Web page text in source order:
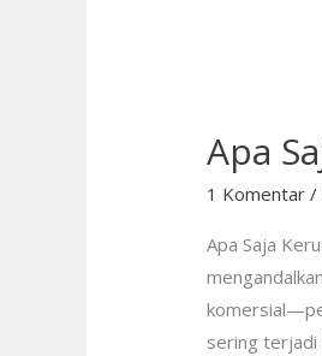
Apa
1 Komentar /
Apa Saja
sering terjadi
Apa
Saja
Kerusakan
Solahart
yang
Paling
Sering